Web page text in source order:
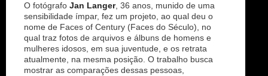
O fotógrafo Jan Langer, 36 anos, munido de uma
sensibilidade ímpar, fez um projeto, ao qual deu o
nome de Faces of Century (Faces do Século), no
qual traz fotos de arquivos e álbuns de homens e
mulheres idosos, em sua juventude, e os retrata
atualmente, na mesma posição. O trabalho busca
mostrar as comparações dessas pessoas,